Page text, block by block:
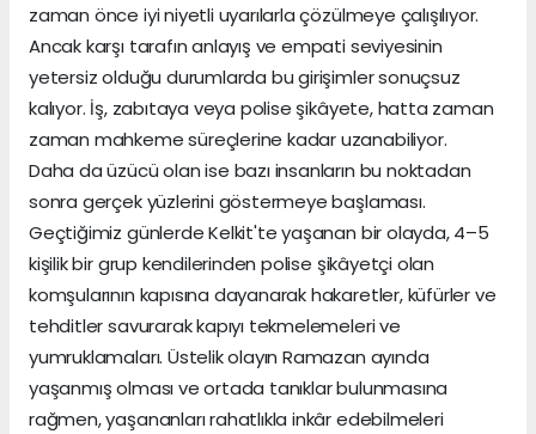
zaman önce iyi niyetli uyarılarla çözülmeye çalışılıyor.
Ancak karşı tarafın anlayış ve empati seviyesinin
yetersiz olduğu durumlarda bu girişimler sonuçsuz
kalıyor. İş, zabıtaya veya polise şikâyete, hatta zaman
zaman mahkeme süreçlerine kadar uzanabiliyor.
Daha da üzücü olan ise bazı insanların bu noktadan
sonra gerçek yüzlerini göstermeye başlaması.
Geçtiğimiz günlerde Kelkit'te yaşanan bir olayda, 4–5
kişilik bir grup kendilerinden polise şikâyetçi olan
komşularının kapısına dayanarak hakaretler, küfürler ve
tehditler savurarak kapıyı tekmelemeleri ve
yumruklamaları. Üstelik olayın Ramazan ayında
yaşanmış olması ve ortada tanıklar bulunmasına
rağmen, yaşananları rahatlıkla inkâr edebilmeleri